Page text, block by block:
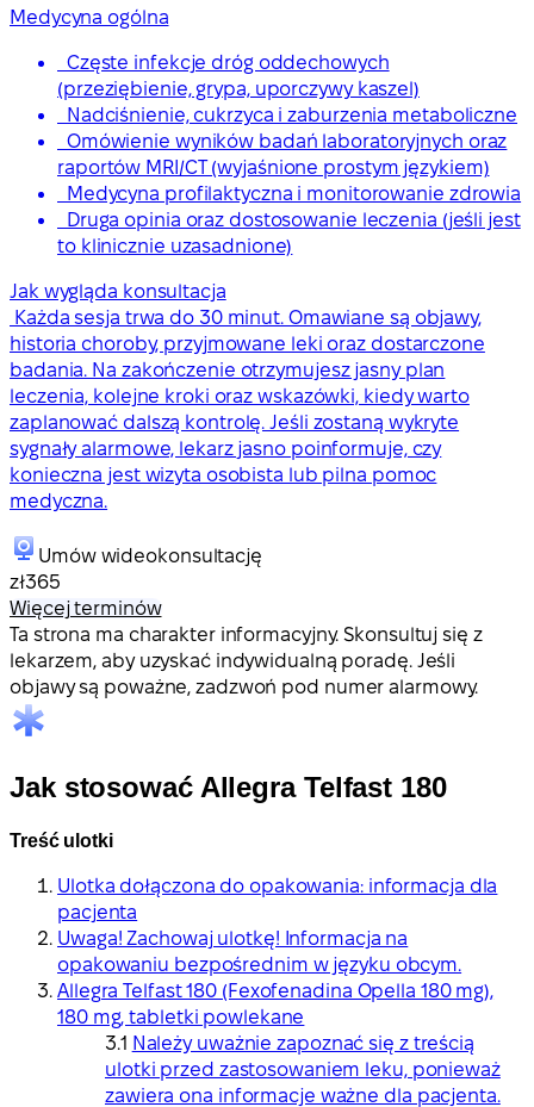
Medycyna ogólna
Częste infekcje dróg oddechowych
(przeziębienie, grypa, uporczywy kaszel)
Nadciśnienie, cukrzyca i zaburzenia metaboliczne
Omówienie wyników badań laboratoryjnych oraz
raportów MRI/CT (wyjaśnione prostym językiem)
Medycyna profilaktyczna i monitorowanie zdrowia
Druga opinia oraz dostosowanie leczenia (jeśli jest
to klinicznie uzasadnione)
Jak wygląda konsultacja
Każda sesja trwa do 30 minut. Omawiane są objawy,
historia choroby, przyjmowane leki oraz dostarczone
badania. Na zakończenie otrzymujesz jasny plan
leczenia, kolejne kroki oraz wskazówki, kiedy warto
zaplanować dalszą kontrolę. Jeśli zostaną wykryte
sygnały alarmowe, lekarz jasno poinformuje, czy
konieczna jest wizyta osobista lub pilna pomoc
medyczna.
Umów wideokonsultację
zł365
Więcej terminów
Ta strona ma charakter informacyjny. Skonsultuj się z
lekarzem, aby uzyskać indywidualną poradę. Jeśli
objawy są poważne, zadzwoń pod numer alarmowy.
Jak stosować Allegra Telfast 180
Treść ulotki
Ulotka dołączona do opakowania: informacja dla
pacjenta
Uwaga! Zachowaj ulotkę! Informacja na
opakowaniu bezpośrednim w języku obcym.
Allegra Telfast 180 (Fexofenadina Opella 180 mg),
180 mg, tabletki powlekane
Należy uważnie zapoznać się z treścią
ulotki przed zastosowaniem leku, ponieważ
zawiera ona informacje ważne dla pacjenta.